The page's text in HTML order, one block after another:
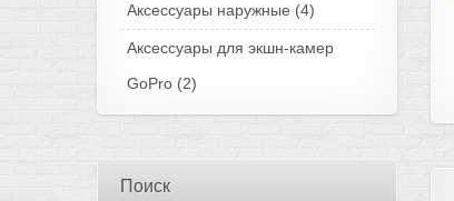
Аксессуары наружные (4)
Аксессуары для экшн-камер
GoPro (2)
Поиск